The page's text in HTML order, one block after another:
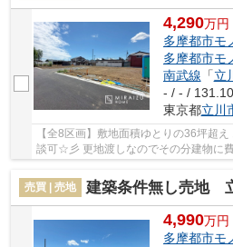
4,290万円
多摩都市モ
多摩都市モ
南武線 「立
- / - /
東京都立川
【全8区画】敷地面積ゆとりの36坪超
談可☆彡 更地渡しなのでその分建物に
イホームを一緒
売買 | 売地
建築条件無し売地 立川
4,990万円
多摩都市モ